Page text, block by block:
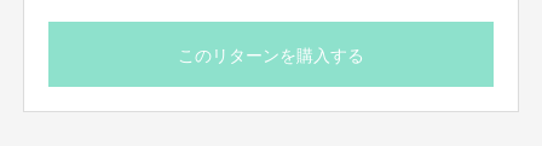
このリターンを購入する